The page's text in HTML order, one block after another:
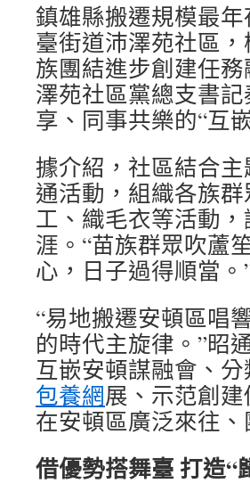
鎮雄縣搬遷規模最
臺街道沛澤苑社區
族團結進步創建任
澤苑社區黨總支書
享、同事共樂的“互
據介紹，社區結合
通活動，組織各族
工、織毛衣等活動
涯。“苗族群眾吹蘆
心，日子過得順當
“易地搬遷安頓區唱
的時代主旋律。”昭
互嵌安頓謀融會、
包養網展、示范創
在安頓區廣泛來往
借優勢搭舞臺 打造“